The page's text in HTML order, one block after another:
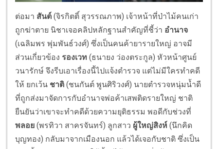
ต่อมา สันต์ (จิรกิตติ์ สุวรรณภาพ) เจ้าหน้าที่ป่าไม้คนเก่า
ถูกฆ่าตาย นิชาเจอคลิปหลักฐานสำคัญที่ชี้ว่า อำนาจ
(เฉลิมพร พุ่มพันธ์วงศ์) ซึ่งเป็นคนค้ายารายใหญ่ อาจมี
ส่วนเกี่ยวข้อง รองเวท (ธนายง ว่องตระกูล) หัวหน้าศูนย์
วนารักษ์ จึงรีบเอาเรื่องนี้ไปแจ้งตำรวจ แต่ไม่มีใครทำคดี
ให้ ยกเว้น ชาติ (ชนกันต์ พูนศิริวงศ์) นายตำรวจหนุ่มน้ำดี
ที่ถูกส่งมาจัดการกับอำนาจพ่อค้าเสพติดรายใหญ่ ชาติ
ยืนยันว่าเขาจะทำคดีด้วยความยุติธรรม พอดีกับช่วงที่
พลอย (พรทิวา สาครจันทร์) ลูกสาว ผู้ใหญ่สิงห์ (นึกคิด
บุญทอง) กลับมาจากเมืองนอก แล้วได้เจอกับชาติ ซึ่งเป็น